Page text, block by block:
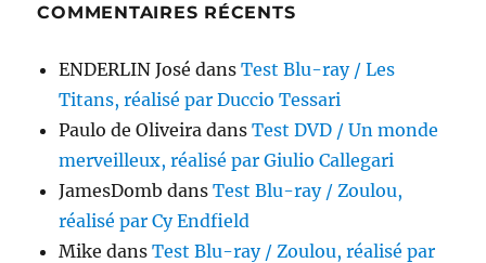
COMMENTAIRES RÉCENTS
ENDERLIN José dansTest Blu-ray / Les
Titans, réalisé par Duccio Tessari
Paulo de Oliveira dansTest DVD / Un monde
merveilleux, réalisé par Giulio Callegari
JamesDomb dansTest Blu-ray / Zoulou,
réalisé par Cy Endfield
Mike dansTest Blu-ray / Zoulou, réalisé par